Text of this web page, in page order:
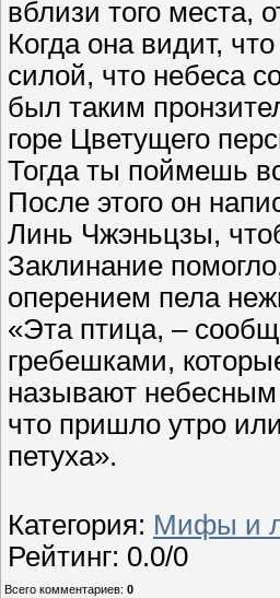
вблизи того места,
Когда она видит,
силой, что небеса
был таким
горе Цветущего
Тогда ты поймешь
После этого он
Линь Чжэньцзы,
Заклинание
оперением пела
«Эта птица, –
гребешками,
называют небесным
что пришло утро
петуха».
Категория: Мифы и
Рейтинг: 0.0/0
Всего комментариев: 0